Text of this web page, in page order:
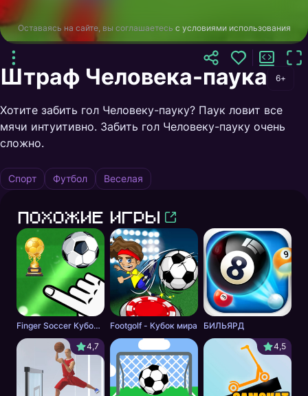
Оставаясь на сайте, вы соглашаетесь с условиями использования
Штраф Человека-паука 6+
Хотите забить гол Человеку-пауку? Паук ловит все
мячи интуитивно. Забить гол Человеку-пауку очень
сложно.
Спорт Футбол Веселая
Похожие игры
Finger Soccer Кубок мира Footgolf - Кубок мира
БИЛЬЯРД
4,7
4,5